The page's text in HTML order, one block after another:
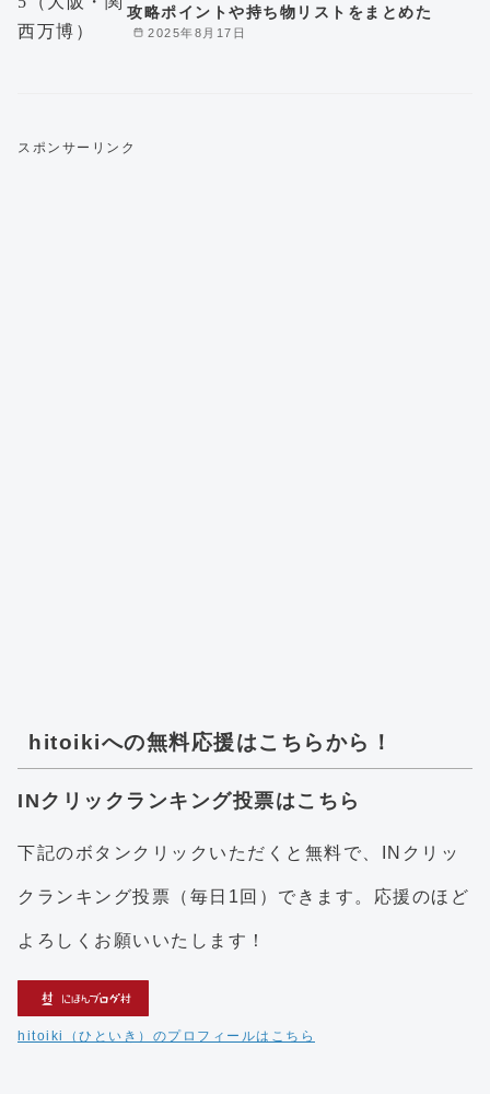
2025年8月17日
攻略ポイントや持ち物リストをまとめた
スポンサーリンク
hitoikiへの無料応援はこちらから！
INクリックランキング投票はこちら
下記のボタンクリックいただくと無料で、INクリッ
クランキング投票（毎日1回）できます。応援のほど
よろしくお願いいたします！
hitoiki（ひといき）のプロフィールはこちら